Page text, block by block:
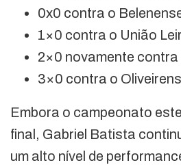
0x0 contra o
1×0 contra o União
2×0 novamente contra
3×0 contra o
Embora o campeonato
final, Gabriel Batista
um alto nível de